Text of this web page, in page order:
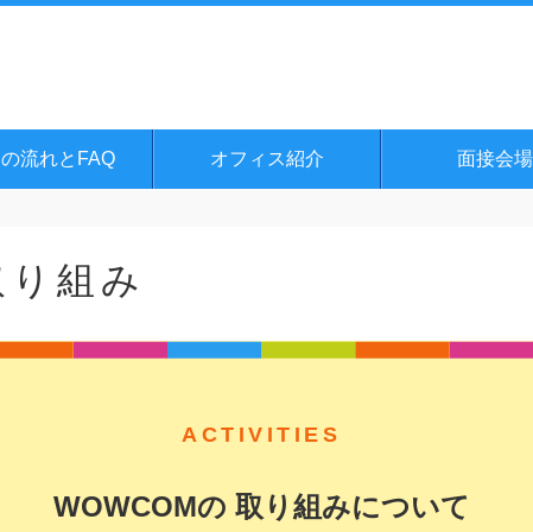
流れとFAQ オフィス紹介 面接会場
組み
ACTIVITIES
WOWCOMの 取り組みについて